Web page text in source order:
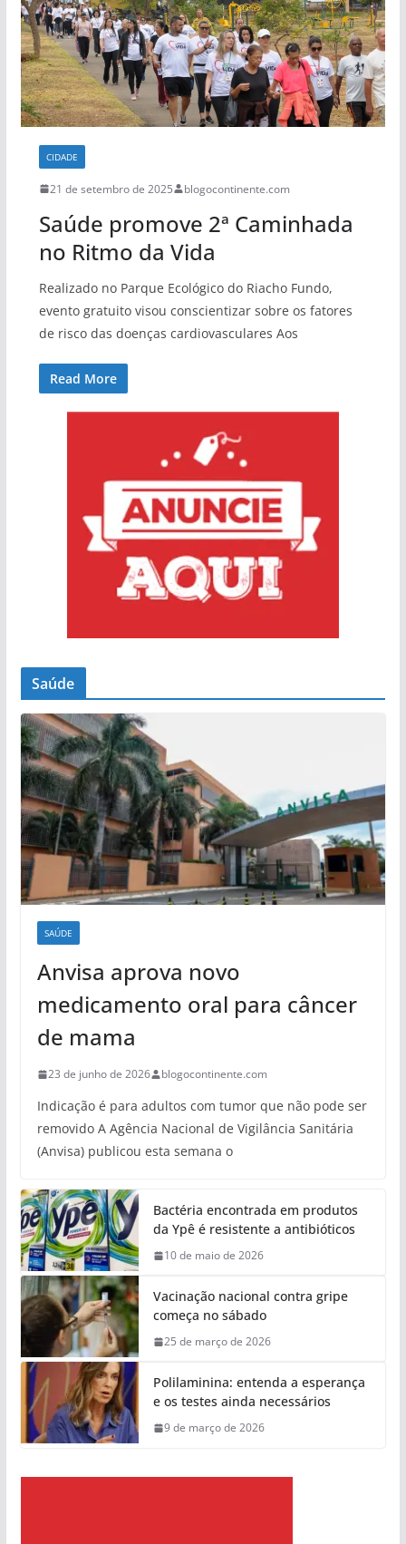
CIDADE
21 de setembro de 2025 blogocontinente.com
Saúde promove 2ª Caminhada
no Ritmo da Vida
Realizado no Parque Ecológico do Riacho Fundo,
evento gratuito visou conscientizar sobre os fatores
de risco das doenças cardiovasculares Aos
Read More
Saúde
SAÚDE
Anvisa aprova novo
medicamento oral para câncer
de mama
23 de junho de 2026 blogocontinente.com
Indicação é para adultos com tumor que não pode ser
removido A Agência Nacional de Vigilância Sanitária
(Anvisa) publicou esta semana o
Bactéria encontrada em produtos
da Ypê é resistente a antibióticos
10 de maio de 2026
Vacinação nacional contra gripe
começa no sábado
25 de março de 2026
Polilaminina: entenda a esperança
e os testes ainda necessários
9 de março de 2026